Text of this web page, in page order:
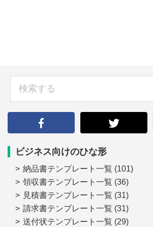
ビジネス向けのひな形
納品書テンプレート一覧 (101)
領収書テンプレート一覧 (36)
見積書テンプレート一覧 (31)
請求書テンプレート一覧 (31)
送付状テンプレート一覧 (29)